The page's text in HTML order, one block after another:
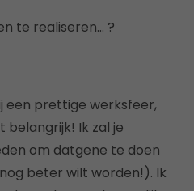
te realiseren… ?
een prettige werksfeer,
belangrijk! Ik zal je
om datgene te doen
beter wilt worden!). Ik